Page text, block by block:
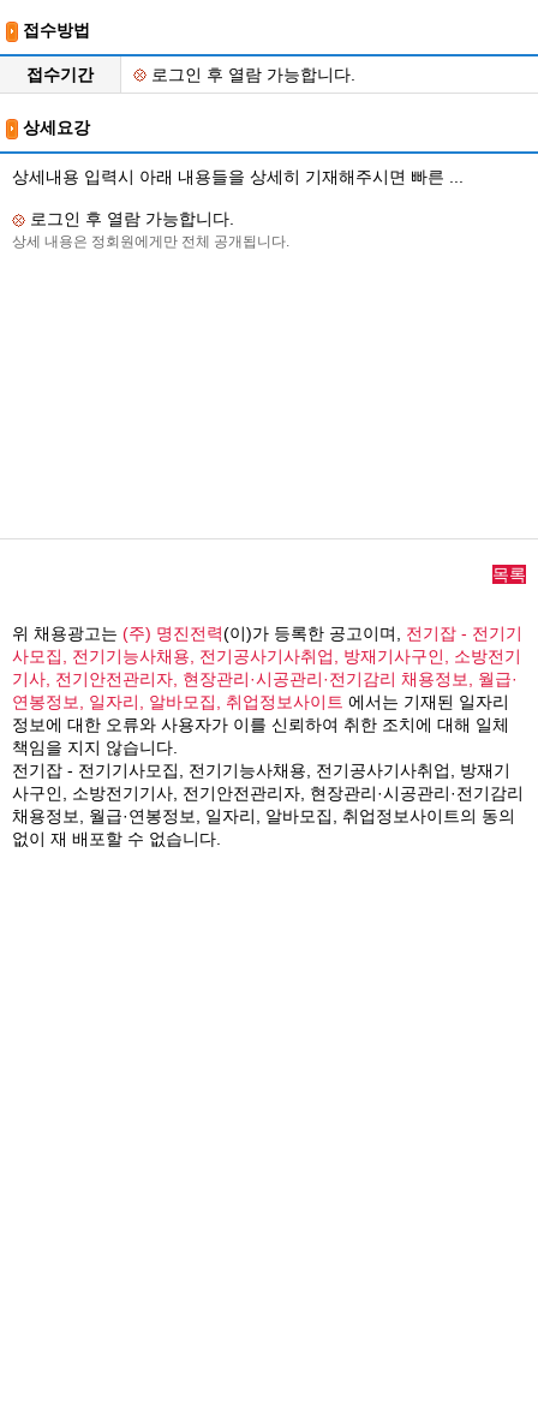
접수방법
접수기간 로그인 후 열람 가능합니다.
상세요강
상세내용 입력시 아래 내용들을 상세히 기재해주시면 빠른 ...
로그인 후 열람 가능합니다.
상세 내용은 정회원에게만 전체 공개됩니다.
목록
위 채용광고는 (주) 명진전력(이)가 등록한 공고이며, 전기잡 - 전기기
사모집, 전기기능사채용, 전기공사기사취업, 방재기사구인, 소방전기
기사, 전기안전관리자, 현장관리·시공관리·전기감리 채용정보, 월급·
연봉정보, 일자리, 알바모집, 취업정보사이트 에서는 기재된 일자리
정보에 대한 오류와 사용자가 이를 신뢰하여 취한 조치에 대해 일체
책임을 지지 않습니다.
전기잡 - 전기기사모집, 전기기능사채용, 전기공사기사취업, 방재기
사구인, 소방전기기사, 전기안전관리자, 현장관리·시공관리·전기감리
채용정보, 월급·연봉정보, 일자리, 알바모집, 취업정보사이트의 동의
없이 재 배포할 수 없습니다.